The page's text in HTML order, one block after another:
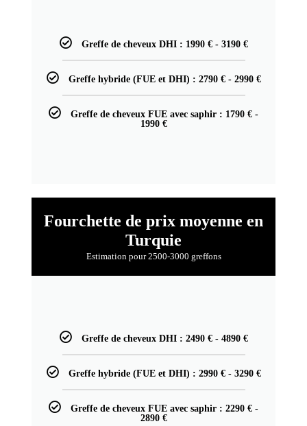
Greffe de cheveux DHI : 1990 € - 3190 €
Greffe hybride (FUE et DHI) : 2790 € - 2990 €
Greffe de cheveux FUE avec saphir : 1790 € -
1990 €
Fourchette de prix moyenne en
Turquie
Estimation pour 2500-3000 greffons
Greffe de cheveux DHI : 2490 € - 4890 €
Greffe hybride (FUE et DHI) : 2990 € - 3290 €
Greffe de cheveux FUE avec saphir : 2290 € -
2890 €